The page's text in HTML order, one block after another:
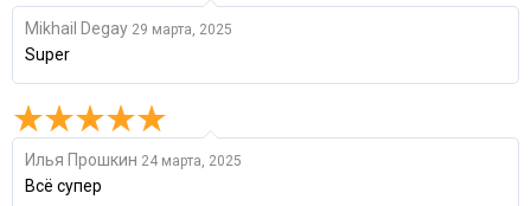
Mikhail Degay 29 марта, 2025
Super
Илья Прошкин 24 марта, 2025
Всё супер